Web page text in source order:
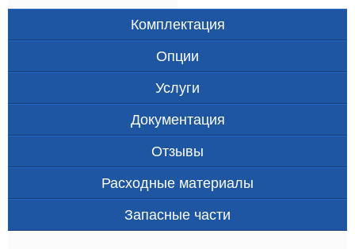
Комплектация
Опции
Услуги
Документация
Отзывы
Расходные материалы
Запасные части